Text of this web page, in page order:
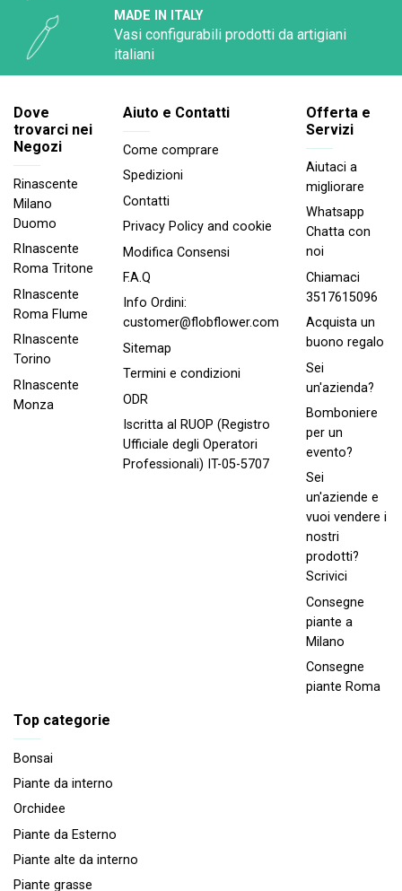
MADE IN ITALY
Vasi configurabili prodotti da artigiani
italiani
Dove
trovarci nei
Negozi
Rinascente
Milano
Duomo
RInascente
Roma Tritone
RInascente
Roma FIume
RInascente
Torino
RInascente
Monza
Aiuto e Contatti
Come comprare
Spedizioni
Contatti
Privacy Policy and cookie
Modifica Consensi
F.A.Q
Info Ordini:
customer@flobflower.com
Sitemap
Termini e condizioni
ODR
Iscritta al RUOP (Registro
Ufficiale degli Operatori
Professionali) IT-05-5707
Offerta e
Servizi
Aiutaci a
migliorare
Whatsapp
Chatta con
noi
Chiamaci
3517615096
Acquista un
buono regalo
Sei
un'azienda?
Bomboniere
per un
evento?
Sei
un'aziende e
vuoi vendere i
nostri
prodotti?
Scrivici
Consegne
piante a
Milano
Consegne
piante Roma
Top categorie
Bonsai
Piante da interno
Orchidee
Piante da Esterno
Piante alte da interno
Piante grasse